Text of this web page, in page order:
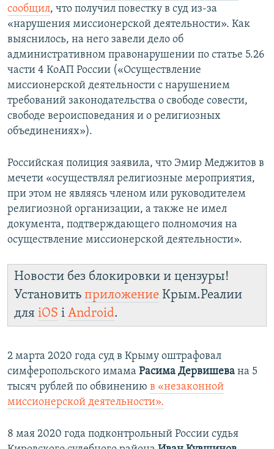
сообщил, что получил повестку в суд из-за
«нарушения миссионерской деятельности». Как
выяснилось, на него завели дело об
административном правонарушении по статье 5.26
части 4 КоАП России («Осуществление
миссионерской деятельности с нарушением
требований законодательства о свободе совести,
свободе вероисповедания и о религиозных
объединениях»).
Российская полиция заявила, что Эмир Меджитов в
мечети «осуществлял религиозные мероприятия,
при этом не являясь членом или руководителем
религиозной организации, а также не имел
документа, подтверждающего полномочия на
осуществление миссионерской деятельности».
Новости без блокировки и цензуры!
Установить приложение Крым.Реалии
для iOS і Android.
2 марта 2020 года суд в Крыму оштрафовал
симферопольского имама Расима Дервишева на 5
тысяч рублей по обвинению в «незаконной
миссионерской деятельности».
8 мая 2020 года подконтрольный России судья